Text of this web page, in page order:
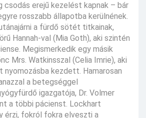
erejű kezelést kapnak – bár
rosszabb állapotba kerülnének.
a fürdő sötét titkainak,
Hannah-val (Mia Goth), aki szintén
Megismerkedik egy másik
Mrs. Watkinsszal (Celia Imrie), aki
nyomozásba kezdett. Hamarosan
a betegséggel
igazgatója, Dr. Volmer
a többi pácienst. Lockhart
érzi, fokról fokra elveszti a